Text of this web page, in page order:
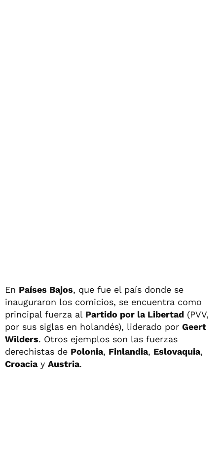
En Países Bajos, que fue el país donde se
inauguraron los comicios, se encuentra como
principal fuerza al Partido por la Libertad (PVV,
por sus siglas en holandés), liderado por Geert
Wilders. Otros ejemplos son las fuerzas
derechistas de Polonia, Finlandia, Eslovaquia,
Croaciay Austria.